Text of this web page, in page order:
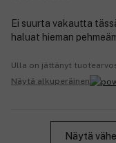
Ei suurta vakautta
haluat hieman
Ulla on jättänyt
Näytä alkuperäinen
Näytä